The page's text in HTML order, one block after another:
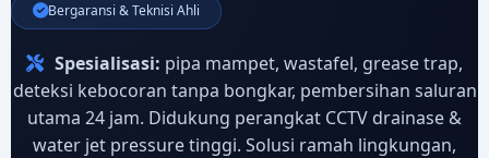
Bergaransi & Teknisi Ahli
Spesialisasi: pipa mampet, wastafel, grease trap,
deteksi kebocoran tanpa bongkar, pembersihan saluran
utama 24 jam. Didukung perangkat CCTV drainase &
water jet pressure tinggi. Solusi ramah lingkungan,